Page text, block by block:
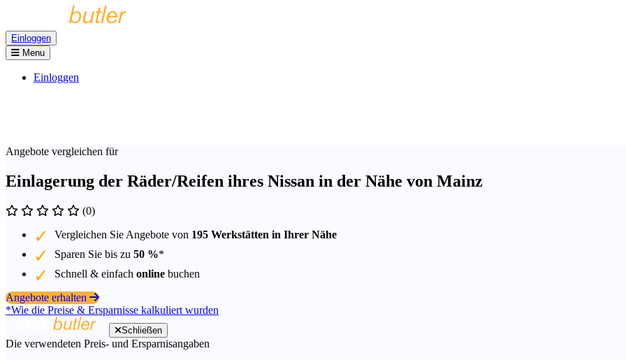
Einloggen
Menu
Einloggen
Angebote vergleichen für
Einlagerung der Räder/Reifen ihres Nissan in der Nähe von Mainz
(0)
Vergleichen Sie Angebote von 195 Werkstätten in Ihrer Nähe
Sparen Sie bis zu 50 %*
Schnell & einfach online buchen
Angebote erhalten
*Wie die Preise & Ersparnisse kalkuliert wurden
Schließen
Die verwendeten Preis- und Ersparnisangaben